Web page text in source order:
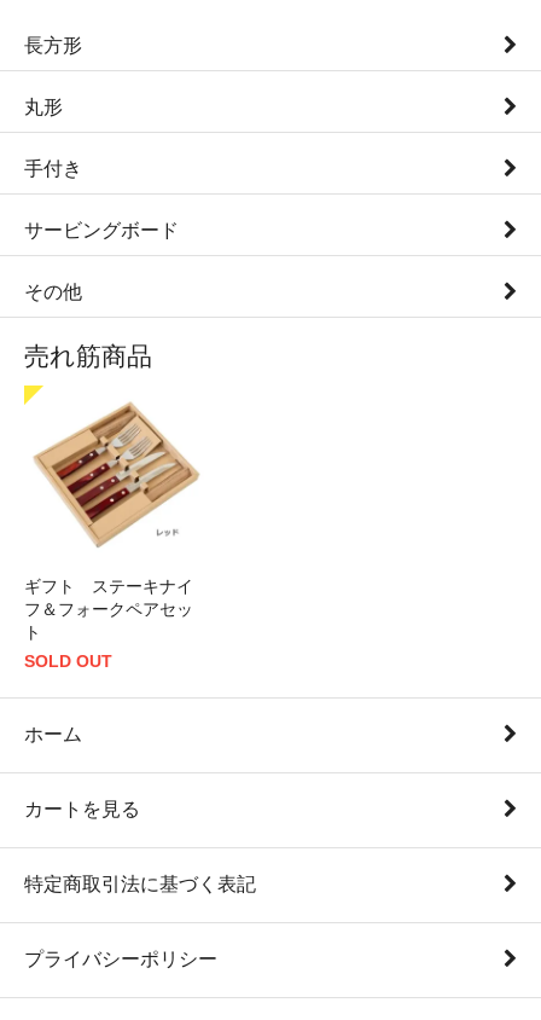
長方形
丸形
手付き
サービングボード
その他
売れ筋商品
ギフト ステーキナイ
フ＆フォークペアセッ
ト
SOLD OUT
ホーム
カートを見る
特定商取引法に基づく表記
プライバシーポリシー